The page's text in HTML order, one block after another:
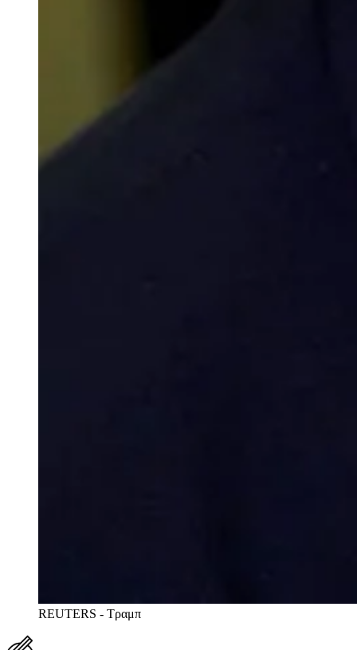
REUTERS - Τραμπ